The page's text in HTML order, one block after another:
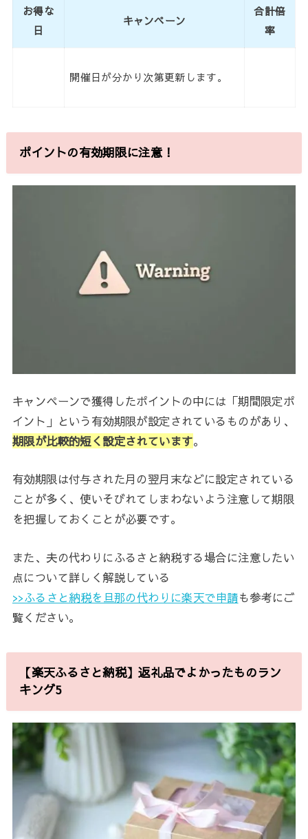
お得な
日
キャンペーン
合計倍
率
開催日が分かり次第更新します。
ポイントの有効期限に注意！
キャンペーンで獲得したポイントの中には「期間限定ポ
イント」という有効期限が設定されているものがあり、
期限が比較的短く設定されています。
有効期限は付与された月の翌月末などに設定されている
ことが多く、使いそびれてしまわないよう注意して期限
を把握しておくことが必要です。
また、夫の代わりにふるさと納税する場合に注意したい
点について詳しく解説している
>>ふるさと納税を旦那の代わりに楽天で申請も参考にご
覧ください。
【楽天ふるさと納税】返礼品でよかったものラン
キング5